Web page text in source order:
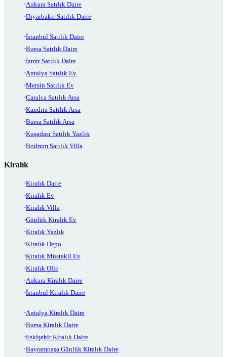
Ankara Satılık Daire
Diyarbakır Satılık Daire
İstanbul Satılık Daire
Bursa Satılık Daire
İzmir Satılık Daire
Antalya Satılık Ev
Mersin Satılık Ev
Çatalca Satılık Arsa
Kandıra Satılık Arsa
Bursa Satılık Arsa
Kuşadası Satılık Yazlık
Bodrum Satılık Villa
Kiralık
Kiralık Daire
Kiralık Ev
Kiralık Villa
Günlük Kiralık Ev
Kiralık Yazlık
Kiralık Depo
Kiralık Müstakil Ev
Kiralık Ofis
Ankara Kiralık Daire
İstanbul Kiralık Daire
Antalya Kiralık Daire
Bursa Kiralık Daire
Eskişehir Kiralık Daire
Bayrampaşa Günlük Kiralık Daire